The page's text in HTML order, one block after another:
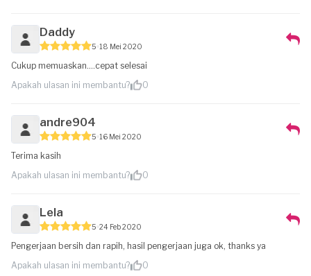
Daddy
5 18 Mei 2020
Cukup memuaskan....cepat selesai
Apakah ulasan ini membantu?
0
andre904
5 16 Mei 2020
Terima kasih
Apakah ulasan ini membantu?
0
Lela
5 24 Feb 2020
Pengerjaan bersih dan rapih, hasil pengerjaan juga ok, thanks ya
Apakah ulasan ini membantu?
0